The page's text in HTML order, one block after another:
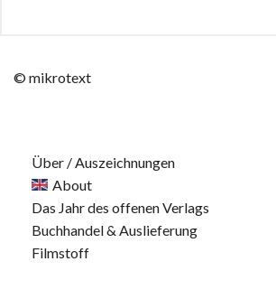
© mikrotext
Über / Auszeichnungen
About
Das Jahr des offenen Verlags
Buchhandel & Auslieferung
Filmstoff